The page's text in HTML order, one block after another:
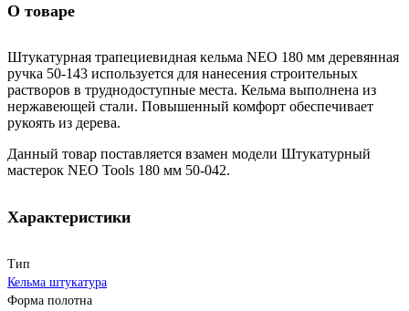
О товаре
Штукатурная трапециевидная кельма NEO 180 мм деревянная
ручка 50-143 используется для нанесения строительных
растворов в труднодоступные места. Кельма выполнена из
нержавеющей стали. Повышенный комфорт обеспечивает
рукоять из дерева.
Данный товар поставляется взамен модели Штукатурный
мастерок NEO Tools 180 мм 50-042.
Характеристики
Тип
Кельма штукатура
Форма полотна